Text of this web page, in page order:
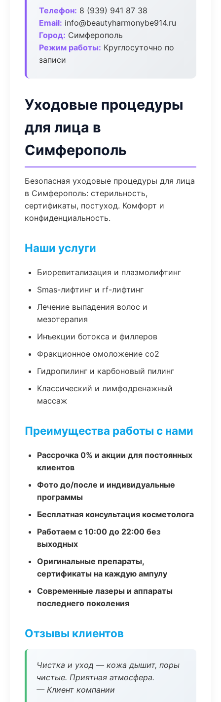
Телефон: 8 (939) 941 87 38
Email: info@beautyharmonybe914.ru
Город: Симферополь
Режим работы: Круглосуточно по
записи
Уходовые процедуры
для лица в
Симферополь
Безопасная уходовые процедуры для лица
в Симферополь: стерильность,
сертификаты, постуход. Комфорт и
конфиденциальность.
Наши услуги
Биоревитализация и плазмолифтинг
Smas-лифтинг и rf-лифтинг
Лечение выпадения волос и
мезотерапия
Инъекции ботокса и филлеров
Фракционное омоложение co2
Гидропилинг и карбоновый пилинг
Классический и лимфодренажный
массаж
Преимущества работы с нами
Рассрочка 0% и акции для постоянных
клиентов
Фото до/после и индивидуальные
программы
Бесплатная консультация косметолога
Работаем с 10:00 до 22:00 без
выходных
Оригинальные препараты,
сертификаты на каждую ампулу
Современные лазеры и аппараты
последнего поколения
Отзывы клиентов
Чистка и уход — кожа дышит, поры
чистые. Приятная атмосфера.
— Клиент компании